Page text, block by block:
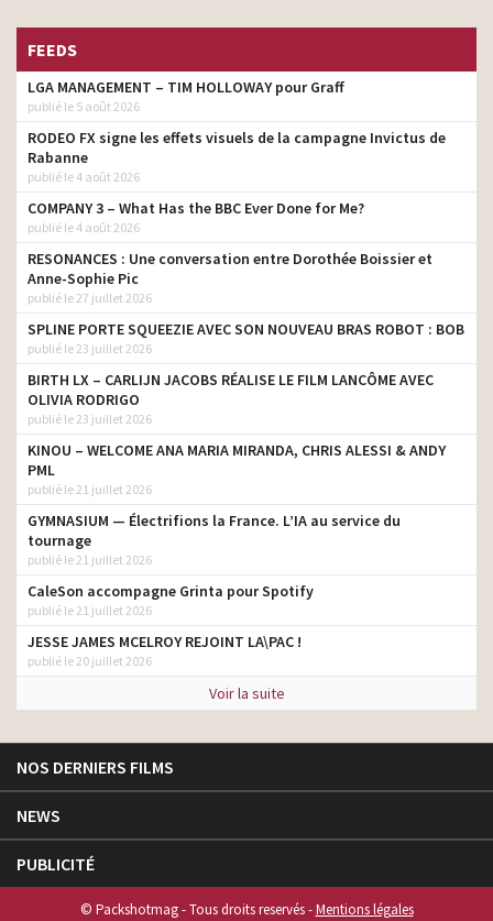
FEEDS
LGA MANAGEMENT – TIM HOLLOWAY pour Graff
publié le 5 août 2026
RODEO FX signe les effets visuels de la campagne Invictus de
Rabanne
publié le 4 août 2026
COMPANY 3 – What Has the BBC Ever Done for Me?
publié le 4 août 2026
RESONANCES : Une conversation entre Dorothée Boissier et
Anne-Sophie Pic
publié le 27 juillet 2026
SPLINE PORTE SQUEEZIE AVEC SON NOUVEAU BRAS ROBOT : BOB
publié le 23 juillet 2026
BIRTH LX – CARLIJN JACOBS RÉALISE LE FILM LANCÔME AVEC
OLIVIA RODRIGO
publié le 23 juillet 2026
KINOU – WELCOME ANA MARIA MIRANDA, CHRIS ALESSI & ANDY
PML
publié le 21 juillet 2026
GYMNASIUM — Électrifions la France. L’IA au service du
tournage
publié le 21 juillet 2026
CaleSon accompagne Grinta pour Spotify
publié le 21 juillet 2026
JESSE JAMES MCELROY REJOINT LA\PAC !
publié le 20 juillet 2026
Voir la suite
NOS DERNIERS FILMS
NEWS
PUBLICITÉ
© Packshotmag - Tous droits reservés -Mentions légales